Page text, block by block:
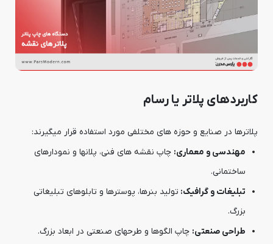
کاربردهای پلاتر یا رسام
پلاترها در صنایع و حوزه های مختلفی مورد استفاده قرار میگیرند:
مهندسی و معماری: چاپ نقشه های فنی، پلانها و نمودارهای
ساختمانی.
تبلیغات و گرافیک: تولید بنرها، پوسترها و تابلوهای تبلیغاتی
بزرگ.
طراحی صنعتی: چاپ الگوها و طرحهای صنعتی در ابعاد بزرگ.